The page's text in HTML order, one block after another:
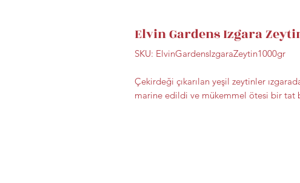
Elvin Gardens Izgara
SKU: ElvinGardensIzgaraZeytin1000gr
Çekirdeği çıkarılan yeşil zeytinler
marine edildi ve mükemmel ötesi bir tat